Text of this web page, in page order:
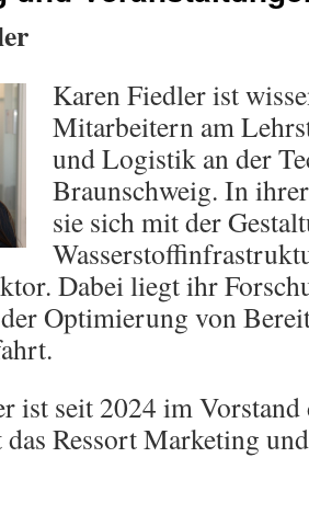
Karen Fiedler ist
Mitarbeitern am
und Logistik an der
Braunschweig. In
sie sich mit der
Dabei liegt ihr
Optimierung von
ist seit 2024 im
Ressort Marketing